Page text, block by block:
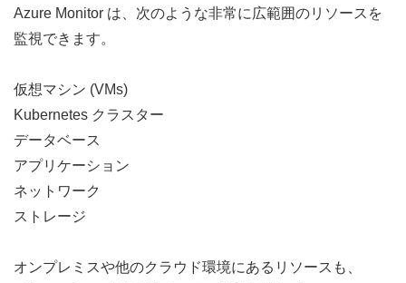
Azure Monitor は、次のような非常に広範囲のリソースを
監視できます。
仮想マシン (VMs)
Kubernetes クラスター
データベース
アプリケーション
ネットワーク
ストレージ
オンプレミスや他のクラウド環境にあるリソースも、